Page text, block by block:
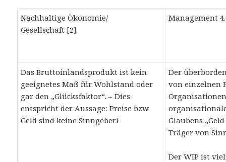
Nachhaltige Ökonomie/
Gesellschaft [2]
Management
Das Bruttoinlandsprodukt ist kein
geeignetes Maß für Wohlstand oder
gar den „Glücksfaktor“. – Dies
entspricht der Aussage: Preise bzw.
Geld sind keine Sinngeber!
Der
von einzelnen
Glaubens
Träger von
Der WIP ist